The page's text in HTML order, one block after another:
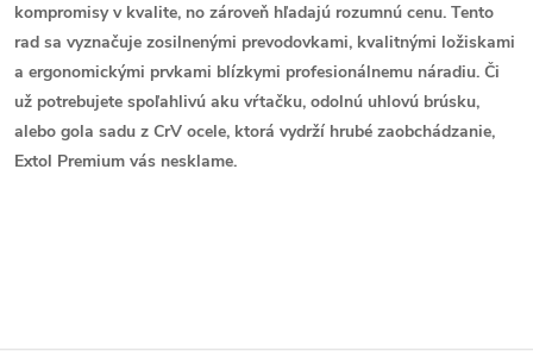
kompromisy v kvalite, no zároveň hľadajú rozumnú cenu. Tento
rad sa vyznačuje zosilnenými prevodovkami, kvalitnými ložiskami
a ergonomickými prvkami blízkymi profesionálnemu náradiu. Či
už potrebujete spoľahlivú aku vŕtačku, odolnú uhlovú brúsku,
alebo gola sadu z CrV ocele, ktorá vydrží hrubé zaobchádzanie,
Extol Premium vás nesklame.